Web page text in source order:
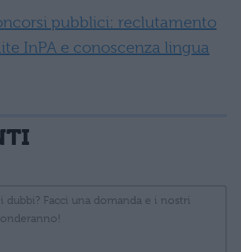
pubblici: reclutamento
InPA e conoscenza lingua